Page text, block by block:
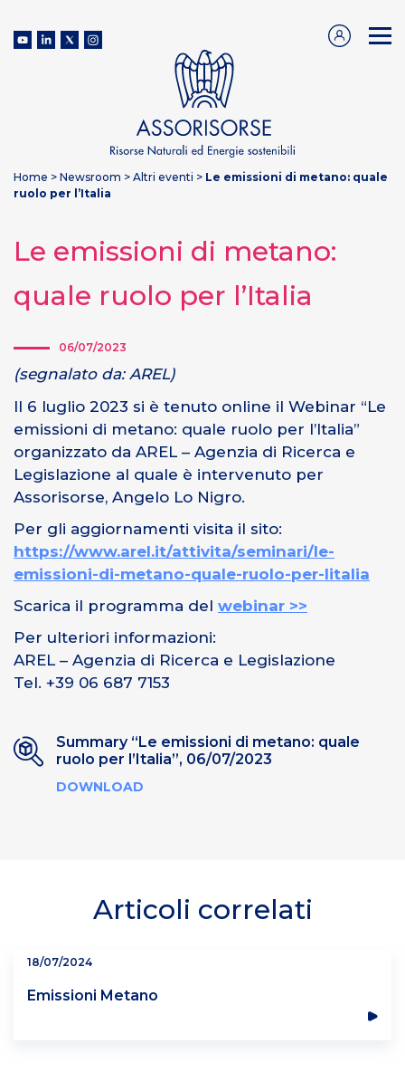
Home > Newsroom > Altri eventi > Le emissioni di metano: quale
ruolo per l’Italia
Le emissioni di metano:
quale ruolo per l’Italia
06/07/2023
(segnalato da: AREL)
Il 6 luglio 2023 si è tenuto online il Webinar “Le
emissioni di metano: quale ruolo per l’Italia”
organizzato da AREL – Agenzia di Ricerca e
Legislazione al quale è intervenuto per
Assorisorse, Angelo Lo Nigro.
Per gli aggiornamenti visita il sito:
https://www.arel.it/attivita/seminari/le-
emissioni-di-metano-quale-ruolo-per-litalia
Scarica il programma del webinar >>
Per ulteriori informazioni:
AREL – Agenzia di Ricerca e Legislazione
Tel. +39 06 687 7153
Summary “Le emissioni di metano: quale
ruolo per l’Italia”, 06/07/2023
DOWNLOAD
Articoli correlati
Emissioni Metano
18/07/2024